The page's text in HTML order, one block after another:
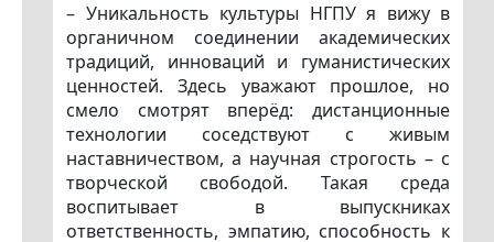
– Уникальность культуры НГПУ я вижу в
органичном соединении академических
традиций, инноваций и гуманистических
ценностей. Здесь уважают прошлое, но
смело смотрят вперёд: дистанционные
технологии соседствуют с живым
наставничеством, а научная строгость – с
творческой свободой. Такая среда
воспитывает в выпускниках
ответственность, эмпатию, способность к